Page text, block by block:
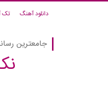
دانلود آهنگ تک
جامعترین